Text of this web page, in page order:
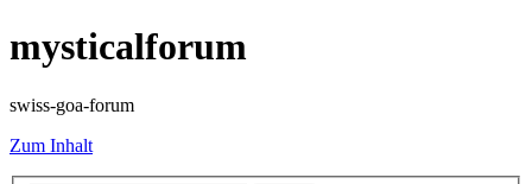
mysticalforum
swiss-goa-forum
Zum Inhalt